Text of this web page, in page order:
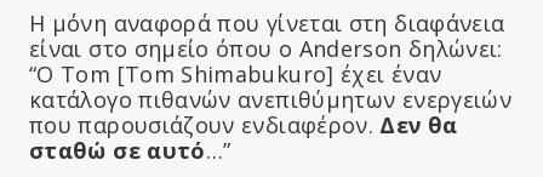
Η μόνη αναφορά που γίνεται στη διαφάνεια
είναι στο σημείο όπου ο Anderson δηλώνει:
“Ο Tom [Tom Shimabukuro] έχει έναν
κατάλογο πιθανών ανεπιθύμητων ενεργειών
που παρουσιάζουν ενδιαφέρον. Δεν θα
σταθώ σε αυτό…”